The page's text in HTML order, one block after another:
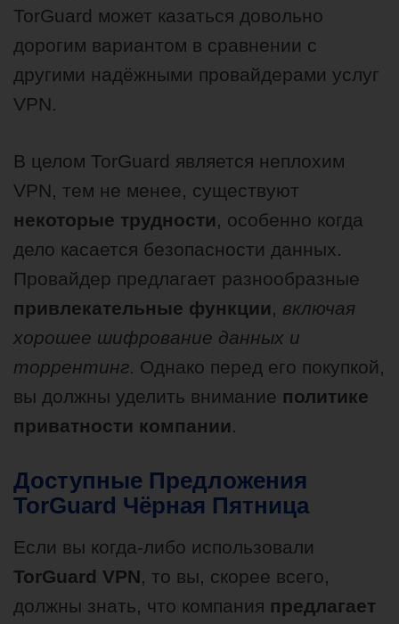
TorGuard может казаться довольно
дорогим вариантом в сравнении с
другими надёжными провайдерами услуг
VPN.
В целом TorGuard является неплохим
VPN, тем не менее, существуют
некоторые трудности, особенно когда
дело касается безопасности данных.
Провайдер предлагает разнообразные
привлекательные функции, включая
хорошее шифрование данных и
торрентинг. Однако перед его покупкой,
вы должны уделить внимание политике
приватности компании.
Доступные Предложения
TorGuard Чёрная Пятница
Если вы когда-либо использовали
TorGuard VPN, то вы, скорее всего,
должны знать, что компания предлагает